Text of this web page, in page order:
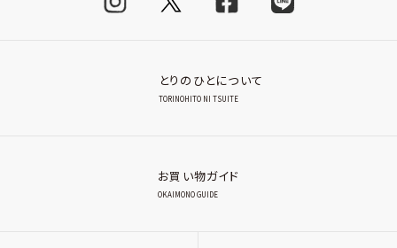
とりのひとについて
TORINOHITO NI TSUITE
お買い物ガイド
OKAIMONO GUIDE